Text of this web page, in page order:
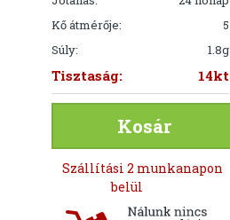
Kő átmérője:
5
Súly:
1.8g
Tisztaság: 14kt
Kosár
Szállítási 2 munkanapon
belül